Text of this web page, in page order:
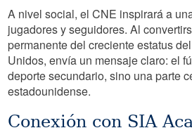
A nivel social, el CNE inspirará a
jugadores y seguidores. Al
permanente del creciente estatus
Unidos, envía un mensaje claro: el
deporte secundario, sino una parte
estadounidense.
Conexión con SIA